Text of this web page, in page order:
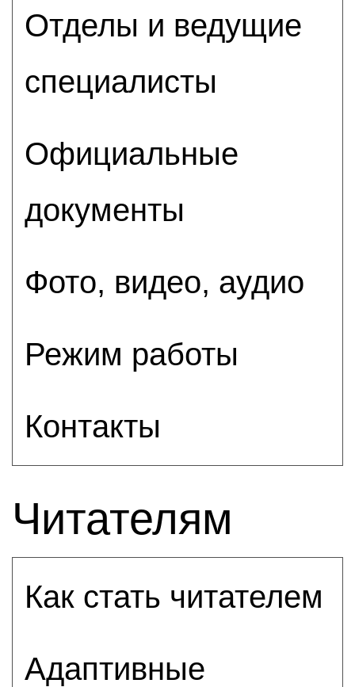
Отделы и ведущие
специалисты
Официальные
документы
Фото, видео, аудио
Режим работы
Контакты
Читателям
Как стать читателем
Адаптивные